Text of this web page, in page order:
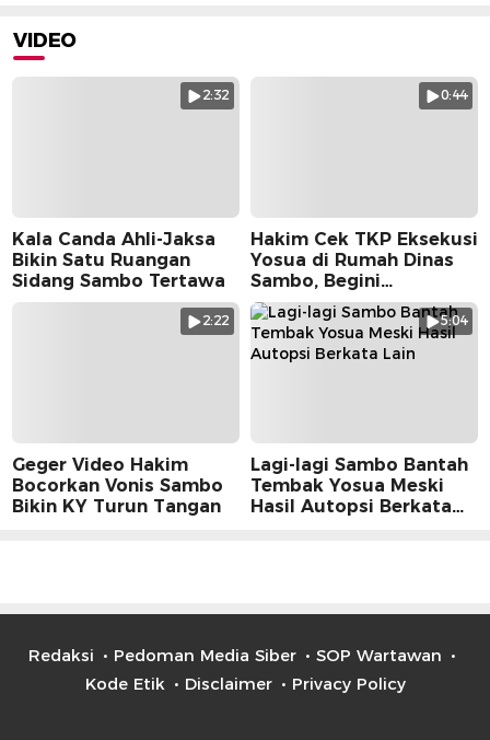
VIDEO
2:32
Kala Canda Ahli-Jaksa
Bikin Satu Ruangan
Sidang Sambo Tertawa
0:44
Hakim Cek TKP Eksekusi
Yosua di Rumah Dinas
Sambo, Begini
Suasananya
2:22
Geger Video Hakim
Bocorkan Vonis Sambo
Bikin KY Turun Tangan
5:04
Lagi-lagi Sambo Bantah
Tembak Yosua Meski
Hasil Autopsi Berkata
Redaksi Pedoman Media Siber
SOP Wartawan
Kode Etik
Disclaimer Privacy Policy